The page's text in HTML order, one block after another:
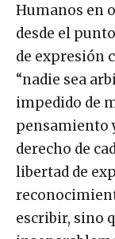
Humanos en
desde el
de expresión
“nadie sea
impedido de
pensamiento
derecho de
libertad de
escribir, sino